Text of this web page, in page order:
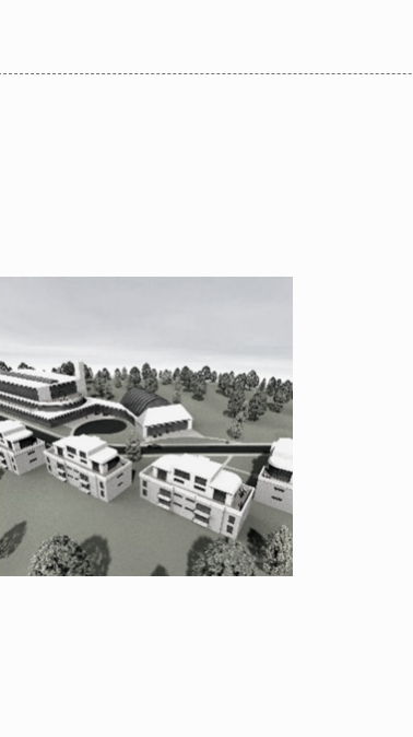
2009 – 2016 Berlin, Sporthotel
Olympiapark